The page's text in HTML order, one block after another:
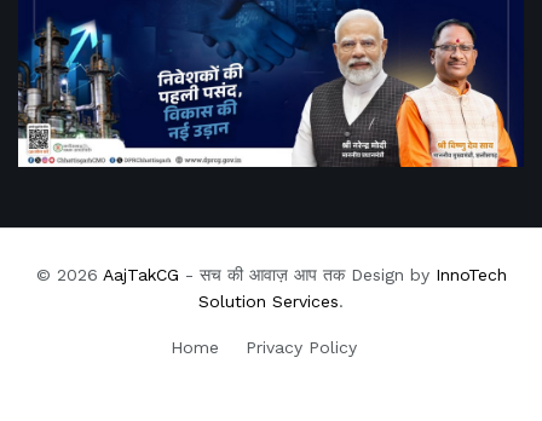
© 2026 AajTakCG - सच की आवाज़ आप तक Design by InnoTech
Solution Services.
Home Privacy Policy